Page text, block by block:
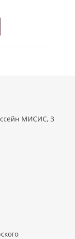
МИСИС, 3